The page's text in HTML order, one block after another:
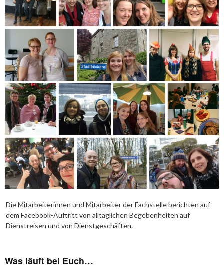
Die Mitarbeiterinnen und Mitarbeiter der Fachstelle berichten auf
dem Facebook-Auftritt von alltäglichen Begebenheiten auf
Dienstreisen und von Dienstgeschäften.
Was läuft bei Euch…